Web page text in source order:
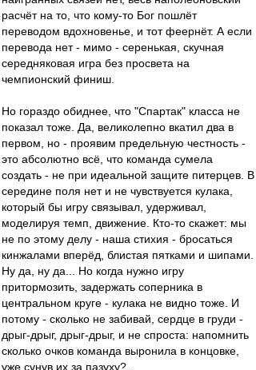
расчёт на то, что кому-то Бог пошлёт
переводом вдохновенье, и тот феернёт. А если
перевода нет - мимо - серенькая, скучная
середняковая игра без просвета на
чемпионский финиш.
Но гораздо обиднее, что "Спартак" класса не
показал тоже. Да, великолепно вкатил два в
первом, но - проявим предельную честность -
это абсолютно всё, что команда сумела
создать - не при идеальной защите питерцев. В
середине поля нет и не чувствуется кулака,
который бы игру связывал, удерживал,
моделируя темп, движение. Кто-то скажет: мы
не по этому делу - наша стихия - бросаться
кинжалами вперёд, блистая пятками и шипами.
Ну да, ну да... Но когда нужно игру
притормозить, задержать соперника в
центральном круге - кулака не видно тоже. И
потому - сколько не забивай, сердце в груди -
дрыг-дрыг, дрыг-дрыг, и не спроста: напомнить
сколько очков команда выронила в концовке,
уже сунув их за пазуху?..